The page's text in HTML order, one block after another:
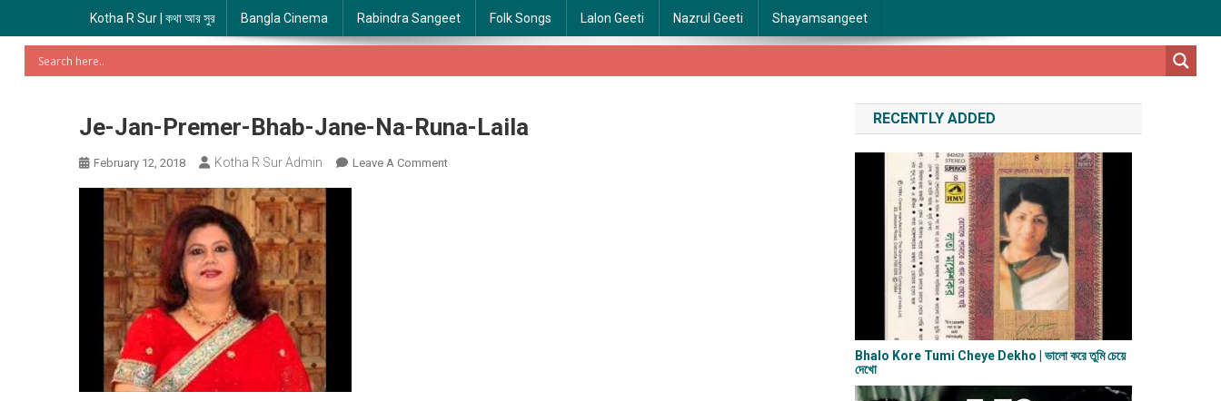
Kotha R Sur | কথা আর সুর Bangla Cinema Rabindra Sangeet Folk Songs Lalon Geeti Nazrul Geeti Shayamsangeet
Je-Jan-Premer-Bhab-Jane-Na-Runa-Laila
February 12, 2018 Kotha R Sur Admin Leave A CommentOn
RECENTLY ADDED
Bhalo Kore Tumi Cheye Dekho | ভালো করে তুমি চেয়ে
দেখো